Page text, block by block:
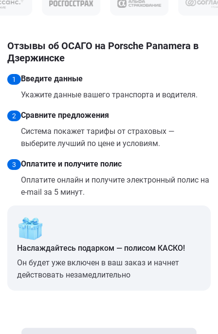
Отзывы об ОСАГО на Porsche Panamera в
Дзержинске
1
Введите данные
Укажите данные вашего транспорта и водителя.
2
Сравните предложения
Система покажет тарифы от страховых —
выберите лучший по цене и условиям.
3
Оплатите и получите полис
Оплатите онлайн и получите электронный полис на
e-mail за 5 минут.
Наслаждайтесь подарком — полисом КАСКО!
Он будет уже включен в ваш заказ и начнет
действовать незамедлительно